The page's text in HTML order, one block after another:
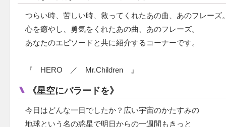
つらい時、苦しい時、救ってくれたあの曲、あのフレーズ
心を癒やし、勇気をくれたあの曲、あのフレーズ。
あなたのエピソードと共に紹介するコーナーです。
『 HERO ／ Mr.Children 』
《星空にバラードを》
今日はどんな一日でしたか？広い宇宙のかたすみの
地球という名の惑星で明日からの一週間もきっと